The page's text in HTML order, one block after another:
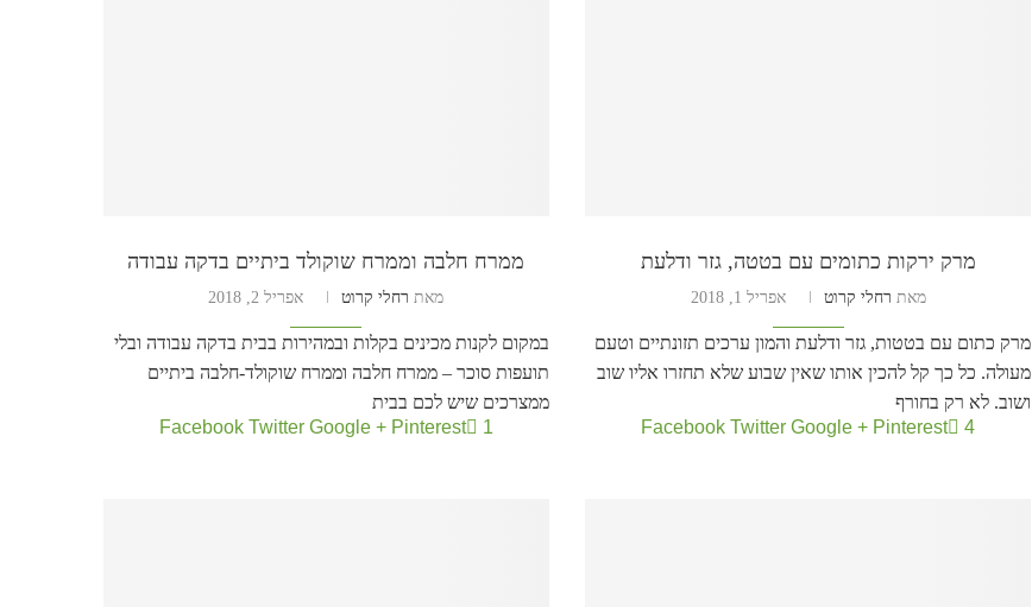
ממרח חלבה וממרח שוקולד ביתיים בדקה עבודה
מאת רחלי קרוט אפריל 2, 2018
במקום לקנות מכינים בקלות ובמהירות בבית בדקה עבודה ובלי
תועפות סוכר – ממרח חלבה וממרח שוקולד-חלבה ביתיים
ממצרכים שיש לכם בבית
1
Facebook Twitter Google + Pinterest
מרק ירקות כתומים עם בטטה, גזר ודלעת
מאת רחלי קרוט אפריל 1, 2018
מרק כתום עם בטטות, גזר ודלעת והמון ערכים תזונתיים וטעם
מעולה. כל כך קל להכין אותו שאין שבוע שלא תחזרו אליו שוב
ושוב. לא רק בחורף
4
Facebook Twitter Google + Pinterest